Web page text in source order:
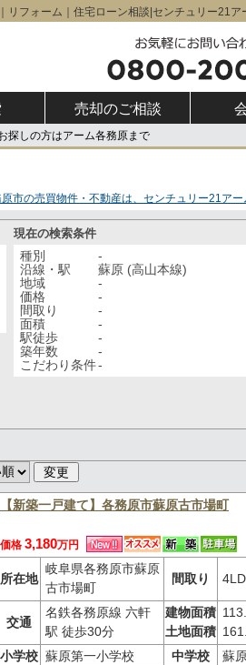
リフォーム｜住宅ローン相談|センチュリー21ア
売却のご相談
探しの方はアーム各務原まで
市の売買物件・不動産は、センチュリー21アー
現在の検索条件
種別
-
沿線・駅
蘇原 (高山本線)
地域
-
価格
-
間取り
-
面積
-
駅徒歩
-
築年数
-
こだわり条件-
【新築一戸建て】各務原市蘇原古市場町
価格 3,180万円
所在地
岐阜県各務原市蘇原
古市場町
間取り
交通
名鉄各務原線 六軒
駅 徒歩30分
建物面積
土地面積
小学校 蘇原第一小学校 中学校 蘇